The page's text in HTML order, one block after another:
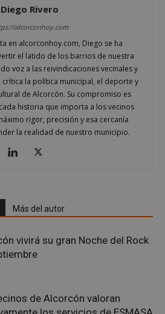
Diego Rivero
alcorconhoy.com
en alcorconhoy.com, Diego se ha
el latido de los barrios de nuestra
voz a las reivindicaciones vecinales y
la política municipal, el deporte y
de Alcorcón. Su compromiso es
historia que importa a los vecinos
rigor, precisión y esa cercanía
la realidad de nuestro municipio.
Más del autor
vivirá su gran Noche del Rock
de Alcorcón valoran
PHP.net
alcorconhoy.com
Inc.
embed.bsky.app